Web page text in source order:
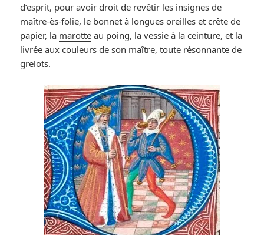
d’esprit, pour avoir droit de revêtir les insignes de
maître-ès-folie, le bonnet à longues oreilles et crête de
papier, la marotte au poing, la vessie à la ceinture, et la
livrée aux couleurs de son maître, toute résonnante de
grelots.